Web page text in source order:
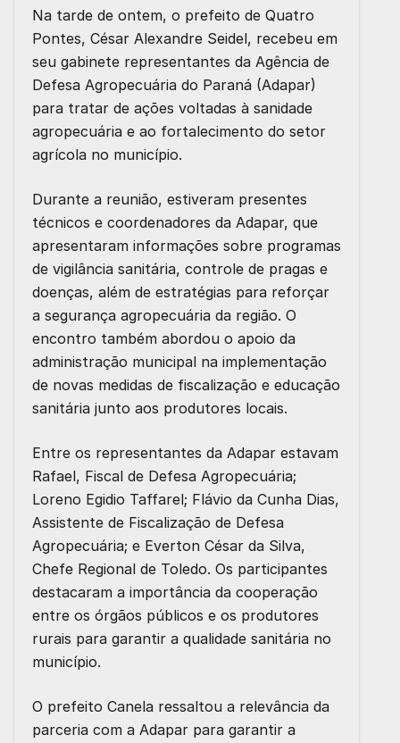
Na tarde de ontem, o prefeito de Quatro
Pontes, César Alexandre Seidel, recebeu em
seu gabinete representantes da Agência de
Defesa Agropecuária do Paraná (Adapar)
para tratar de ações voltadas à sanidade
agropecuária e ao fortalecimento do setor
agrícola no município.
Durante a reunião, estiveram presentes
técnicos e coordenadores da Adapar, que
apresentaram informações sobre programas
de vigilância sanitária, controle de pragas e
doenças, além de estratégias para reforçar
a segurança agropecuária da região. O
encontro também abordou o apoio da
administração municipal na implementação
de novas medidas de fiscalização e educação
sanitária junto aos produtores locais.
Entre os representantes da Adapar estavam
Rafael, Fiscal de Defesa Agropecuária;
Loreno Egidio Taffarel; Flávio da Cunha Dias,
Assistente de Fiscalização de Defesa
Agropecuária; e Everton César da Silva,
Chefe Regional de Toledo. Os participantes
destacaram a importância da cooperação
entre os órgãos públicos e os produtores
rurais para garantir a qualidade sanitária no
município.
O prefeito Canela ressaltou a relevância da
parceria com a Adapar para garantir a